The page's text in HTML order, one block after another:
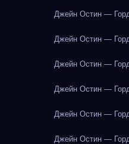
Джейн Остин —
Джейн Остин —
Джейн Остин —
Джейн Остин —
Джейн Остин —
Джейн Остин —